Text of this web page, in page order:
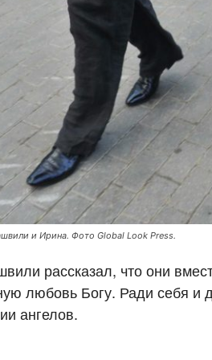
и Ирина. Фото Global Look Press.
рассказал, что они
любовь Богу. Ради себя и
ангелов.